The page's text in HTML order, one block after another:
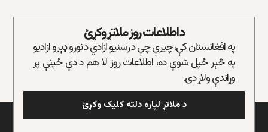
د اطلاعات روز ملاتړ وکړئ
په افغانستان کې، چیرې چې د رسنیو ازادي د نورو ډېرو ازادیو
په څېر ځپل شوې ده، اطلاعات روز لا هم د دې ځپنې پر
وړاندې ولاړ دی.
د ملاتړ لپاره دلته کلیک وکړئ